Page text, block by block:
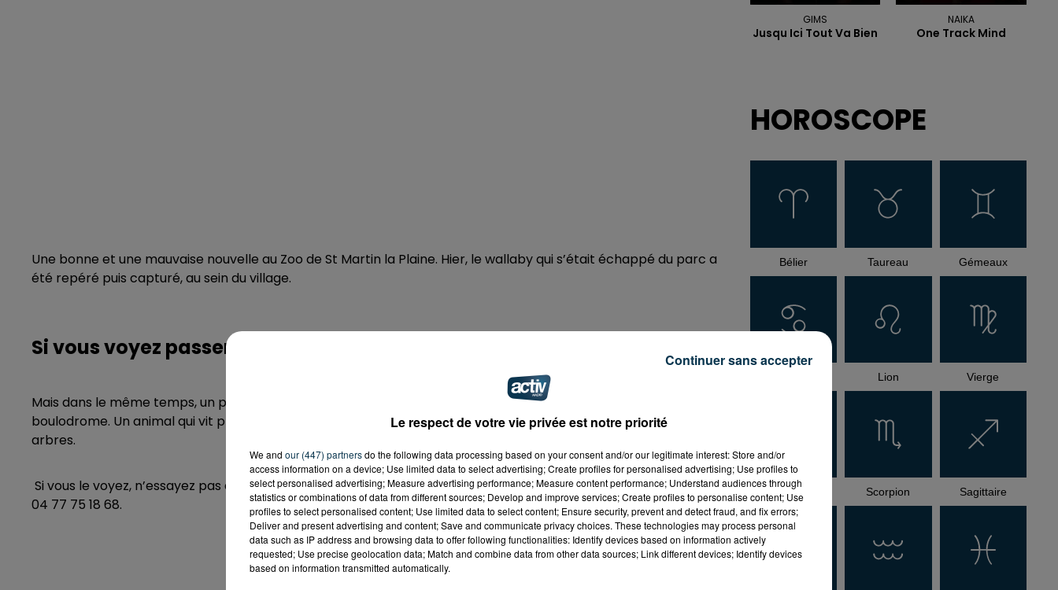
Une bonne et une mauvaise nouvelle au Zoo de St Martin la Plaine. Hier, le wallaby qui s’était échappé du parc a
été repéré puis capturé, au sein du village.
Si vous voyez passer un panda roux, prévenez le parc
Mais dans le même temps, un panda roux a pris la poudre d’escampette. Il a été aperçu ce matin, au
boulodrome. Un animal qui vit plutôt la nuit, et ne se déplace que dans un rayon d'1km, en général, dans les
arbres.
Si vous le voyez, n’essayez pas de le capturer, mais appelez les secours, ou le parc zoologique directement, au
04 77 75 18 68.
GIMS
Jusqu Ici Tout Va Bien
NAIKA
One Track Mind
HOROSCOPE
Bélier Taureau Gémeaux
Lion Vierge
Balance Scorpion Sagittaire
Le respect de votre vie privée est notre priorité
We and our (447) partnersdo the following data processing based on your consent and/or our legitimate interest: Store and/or
access information on a device; Use limited data to select advertising; Create profiles for personalised advertising; Use profiles to
select personalised advertising; Measure advertising performance; Measure content performance; Understand audiences through
statistics or combinations of data from different sources; Develop and improve services; Create profiles to personalise content; Use
profiles to select personalised content; Use limited data to select content; Ensure security, prevent and detect fraud, and fix errors;
Deliver and present advertising and content; Save and communicate privacy choices. These technologies may process personal
data such as IP address and browsing data to offer following functionalities: Identify devices based on information actively
requested; Use precise geolocation data; Match and combine data from other data sources; Link different devices; Identify devices
based on information transmitted automatically.
Continuer sans accepter